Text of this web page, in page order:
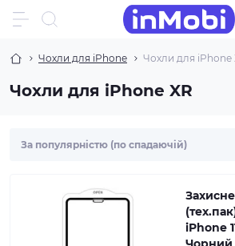
Чохли для iPhone Чохли для iPhone
Чохли для iPhone XR
iPhone